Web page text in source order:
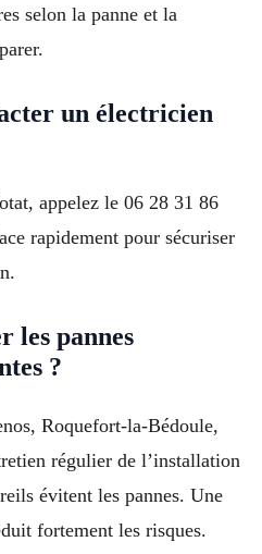
selon la panne et la
un électricien
appelez le 06 28 31 86
rapidement pour sécuriser
les pannes
?
Roquefort-la-Bédoule,
régulier de l’installation
évitent les pannes. Une
fortement les risques.